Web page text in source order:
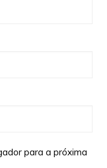
para a próxima